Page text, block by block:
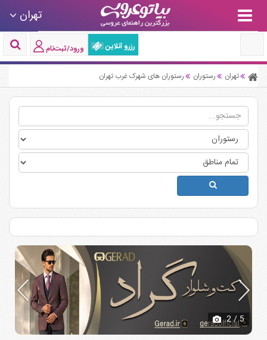
تهران
رزرو آنلاین ورود/ثبت‌نام
تهران رستوران رستوران های شهرک غرب تهران
2/ 5